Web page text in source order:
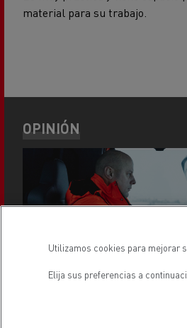
material para su trabajo.
OPINIÓN
Utilizamos cookies para mejorar
Elija sus preferencias a